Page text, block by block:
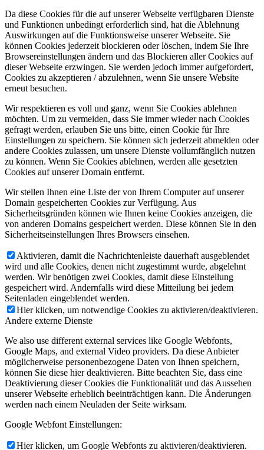
Da diese Cookies für die auf unserer Webseite verfügbaren Dienste
und Funktionen unbedingt erforderlich sind, hat die Ablehnung
Auswirkungen auf die Funktionsweise unserer Webseite. Sie
können Cookies jederzeit blockieren oder löschen, indem Sie Ihre
Browsereinstellungen ändern und das Blockieren aller Cookies auf
dieser Webseite erzwingen. Sie werden jedoch immer aufgefordert,
Cookies zu akzeptieren / abzulehnen, wenn Sie unsere Website
erneut besuchen.
Wir respektieren es voll und ganz, wenn Sie Cookies ablehnen
möchten. Um zu vermeiden, dass Sie immer wieder nach Cookies
gefragt werden, erlauben Sie uns bitte, einen Cookie für Ihre
Einstellungen zu speichern. Sie können sich jederzeit abmelden oder
andere Cookies zulassen, um unsere Dienste vollumfänglich nutzen
zu können. Wenn Sie Cookies ablehnen, werden alle gesetzten
Cookies auf unserer Domain entfernt.
Wir stellen Ihnen eine Liste der von Ihrem Computer auf unserer
Domain gespeicherten Cookies zur Verfügung. Aus
Sicherheitsgründen können wie Ihnen keine Cookies anzeigen, die
von anderen Domains gespeichert werden. Diese können Sie in den
Sicherheitseinstellungen Ihres Browsers einsehen.
Aktivieren, damit die Nachrichtenleiste dauerhaft ausgeblendet
wird und alle Cookies, denen nicht zugestimmt wurde, abgelehnt
werden. Wir benötigen zwei Cookies, damit diese Einstellung
gespeichert wird. Andernfalls wird diese Mitteilung bei jedem
Seitenladen eingeblendet werden.
Hier klicken, um notwendige Cookies zu aktivieren/deaktivieren.
Andere externe Dienste
We also use different external services like Google Webfonts,
Google Maps, and external Video providers. Da diese Anbieter
möglicherweise personenbezogene Daten von Ihnen speichern,
können Sie diese hier deaktivieren. Bitte beachten Sie, dass eine
Deaktivierung dieser Cookies die Funktionalität und das Aussehen
unserer Webseite erheblich beeinträchtigen kann. Die Änderungen
werden nach einem Neuladen der Seite wirksam.
Google Webfont Einstellungen:
Hier klicken, um Google Webfonts zu aktivieren/deaktivieren.